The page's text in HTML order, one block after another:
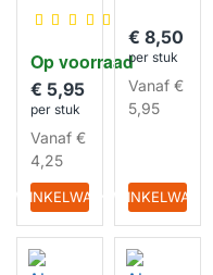
HUISMERK
Op voorraad
Gorenje
008647
CHF180
/
CHF180
-1 /
D180
€ 5,95
per stuk
Vanaf €
4,25
WINKELWAGEN
€ 8,50
per stuk
Vanaf€
5,95
IN WINKELWAGEN